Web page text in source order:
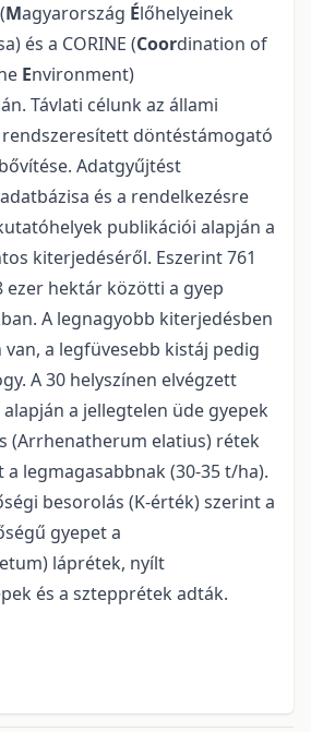
Magyarország Élőhelyeinek
és a CORINE (Coordination of
Environment)
Távlati célunk az állami
döntéstámogató
Adatgyűjtést
és a rendelkezésre
publikációi alapján a
kiterjedéséről. Eszerint 761
ezer hektár közötti a gyep
A legnagyobb kiterjedésben
van, a legfüvesebb kistáj pedig
A 30 helyszínen elvégzett
a jellegtelen üde gyepek
(Arrhenatherum elatius) rétek
legmagasabbnak (30-35 t/ha).
besorolás (K-érték) szerint a
gyepet a
láprétek, nyílt
és a sztepprétek adták.